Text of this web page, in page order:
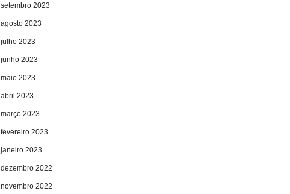
setembro 2023
agosto 2023
julho 2023
junho 2023
maio 2023
abril 2023
março 2023
fevereiro 2023
janeiro 2023
dezembro 2022
novembro 2022